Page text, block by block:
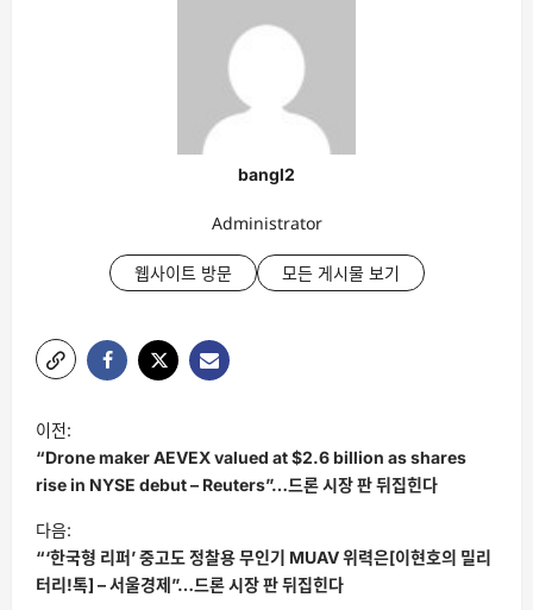
bangl2
Administrator
웹사이트 방문 모든 게시물 보기
글
탐
색
이전:
“Drone maker AEVEX valued at $2.6 billion as shares
rise in NYSE debut – Reuters”…드론 시장 판 뒤집힌다
다음:
“‘한국형 리퍼’ 중고도 정찰용 무인기 MUAV 위력은[이현호의 밀리
터리!톡] – 서울경제”…드론 시장 판 뒤집힌다